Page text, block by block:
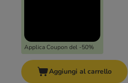
Applica Coupon del -50%
Aggiungi al carrello